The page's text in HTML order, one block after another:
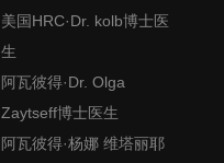
美国HRC·Dr. kolb博士医
生
阿瓦彼得·Dr. Olga
Zaytseff博士医生
阿瓦彼得·杨娜 维塔丽耶